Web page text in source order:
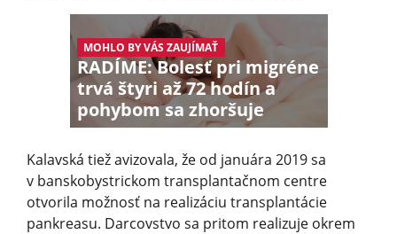
MOHLO BY VÁS ZAUJÍMAŤ
RADÍME: Bolesť pri migréne
trvá štyri až 72 hodín a
pohybom sa zhoršuje
Kalavská tiež avizovala, že od januára 2019 sa
v banskobystrickom transplantačnom centre
otvorila možnosť na realizáciu transplantácie
pankreasu. Darcovstvo sa pritom realizuje okrem